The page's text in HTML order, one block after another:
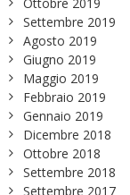
Settembre 2019
Agosto 2019
Giugno 2019
Maggio 2019
Febbraio 2019
Gennaio 2019
Dicembre 2018
Ottobre 2018
Settembre 2018
Settembre 2017